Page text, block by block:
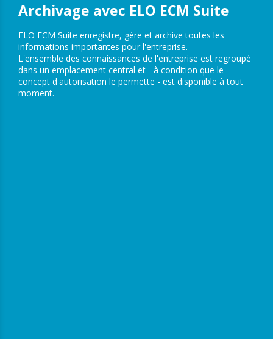
Archivage avec ELO ECM Suite
ELO ECM Suite enregistre, gère et archive toutes les
informations importantes pour l'entreprise.
L'ensemble des connaissances de l'entreprise est regroupé
dans un emplacement central et - à condition que le
concept d'autorisation le permette - est disponible à tout
moment.